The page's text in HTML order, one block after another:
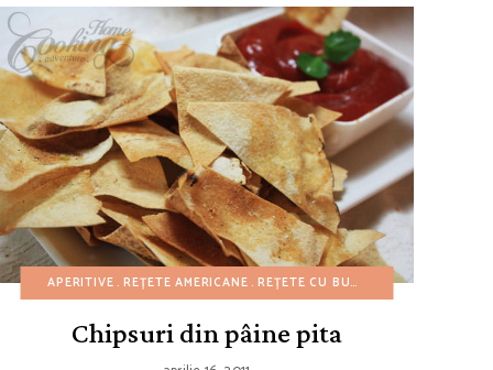
REȚETE DE PAȘTI REȚETE DE PATISERIE REȚETE DE PRIMĂVARĂ
REȚETE CU CARTOFI REȚETE DE 4 IULIE REȚETE DE CRĂCIUN
APERITIVE REȚETE AMERICANE REȚETE CU BUGET REDUS
Chipsuri din pâine pita